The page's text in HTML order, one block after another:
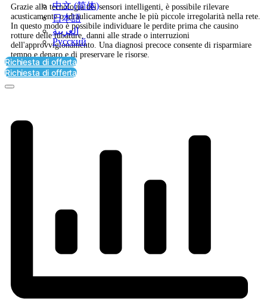
中文 (简体)
日本語
العربية‏
Русский
Richiesta di offerta
Richiesta di offerta
Grazie alla tecnologia dei sensori intelligenti, è possibile rilevare
acusticamente o idraulicamente anche le più piccole irregolarità nella rete.
In questo modo è possibile individuare le perdite prima che causino
rotture delle tubature, danni alle strade o interruzioni
dell'approvvigionamento. Una diagnosi precoce consente di risparmiare
tempo e denaro e di preservare le risorse.